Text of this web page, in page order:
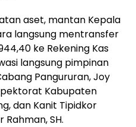
aset, mantan Kepala
langsung mentransfer
ke Rekening Kas
langsung pimpinan
Pangururan, Joy
Kabupaten
dan Kanit Tipidkor
Rahman, SH.